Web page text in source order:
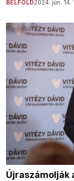
BELFÖLD2024. jún. 14.
Újraszámolják